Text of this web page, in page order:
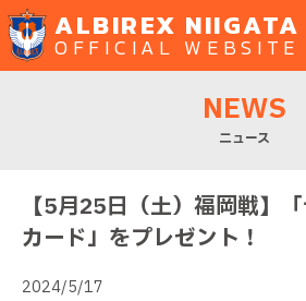
ALBIREX NIIGATA
OFFICIAL WEBSITE
NEWS
ニュース
【5月25日（土）福岡戦】
カード」をプレゼント！
2024/5/17